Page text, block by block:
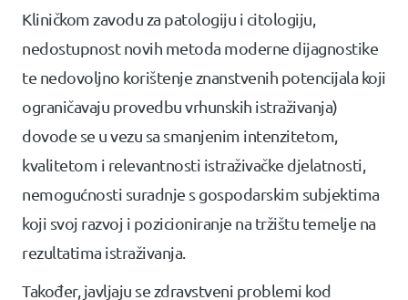
Kliničkom zavodu za patologiju i citologiju,
nedostupnost novih metoda moderne dijagnostike
te nedovoljno korištenje znanstvenih potencijala koji
ograničavaju provedbu vrhunskih istraživanja)
dovode se u vezu sa smanjenim intenzitetom,
kvalitetom i relevantnosti istraživačke djelatnosti,
nemogućnosti suradnje s gospodarskim subjektima
koji svoj razvoj i pozicioniranje na tržištu temelje na
rezultatima istraživanja.
Također, javljaju se zdravstveni problemi kod